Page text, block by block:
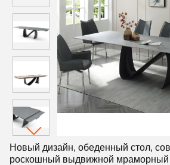
Новый дизайн, обеденный стол,
роскошный выдвижной мраморный